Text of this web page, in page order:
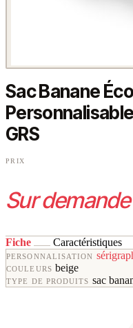
Sac Banane
GRS
PRIX
Sur demande
Fiche Caractéristiques
PERSONNALISATION
COULEURS beige
TYPE DE PRODUITS sac